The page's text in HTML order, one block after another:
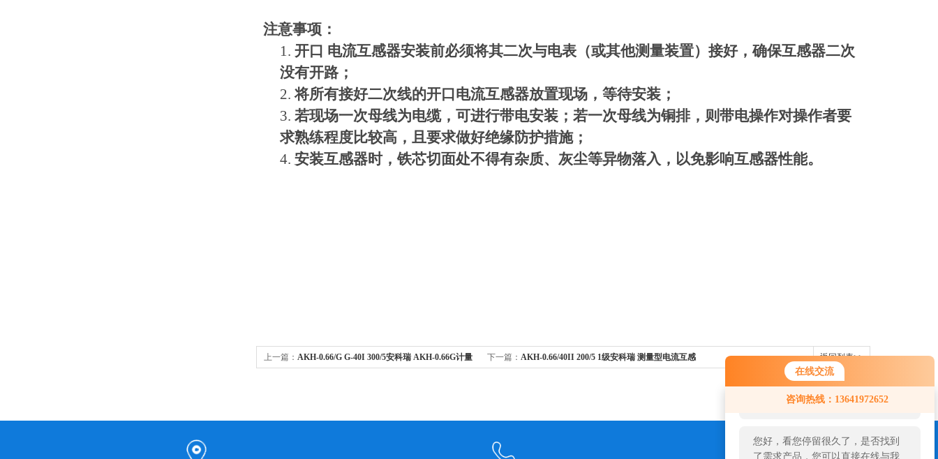
在线交流
咨询热线：13641972652
您好！欢迎前来咨询，很高兴为您
服务，请问您要咨询什么问题呢？
您好，看您停留很久了，是否找到
了需求产品，您可以直接在线与我
注意事项：
1. 开口 电流互感器安装前必须将其二次与电表（或其他测量装置）接好，确保互感器二次
没有开路；
2.将所有接好二次线的开口电流互感器放置现场，等待安装；
3. 若现场一次母线为电缆，可进行带电安装；若一次母线为铜排，则带电操作对操作者要
求熟练程度比较高，且要求做好绝缘防护措施；
4. 安装互感器时，铁芯切面处不得有杂质、灰尘等异物落入，以免影响互感器性能。
上一篇： AKH-0.66/G G-40I 300/5安科瑞 AKH-0.66G计量 下一篇： AKH-0.66/40II 200/5 1级安科瑞 测量型电流互感 返回列表>>